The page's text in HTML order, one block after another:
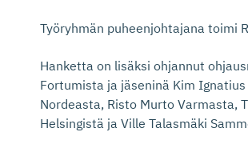
Työryhmän puheenjohtajana toimi
Hanketta on lisäksi ohjannut
Fortumista ja jäseninä Kim
Nordeasta, Risto Murto Varmasta,
Helsingistä ja Ville Talasmäki